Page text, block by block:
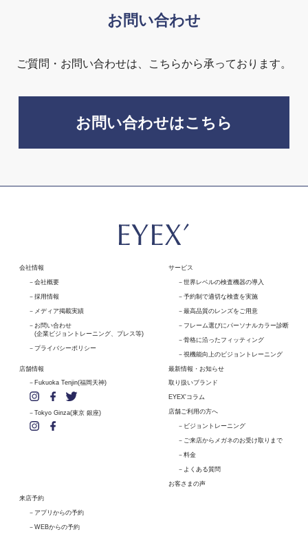
お問い合わせ
ご質問・お問い合わせは、こちらから承っております。
お問い合わせはこちら
会社情報
会社概要
採用情報
メディア掲載実績
お問い合わせ
(企業ビジョントレーニング、プレス等)
プライバシーポリシー
店舗情報
Fukuoka Tenjin(福岡天神)
Tokyo Ginza(東京 銀座)
サービス
世界レベルの検査機器の導入
予約制で適切な検査を実施
最高品質のレンズをご用意
フレーム選びにパーソナルカラー診断
骨格に沿ったフィッティング
視機能向上のビジョントレーニング
最新情報・お知らせ
取り扱いブランド
EYEX'コラム
店舗ご利用の方へ
ビジョントレーニング
ご来店からメガネのお受け取りまで
料金
よくある質問
お客さまの声
来店予約
アプリからの予約
WEBからの予約